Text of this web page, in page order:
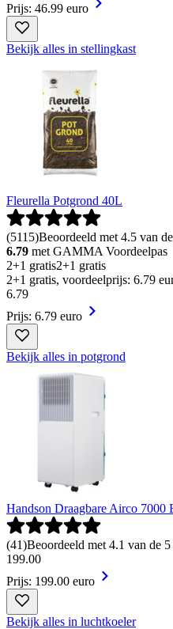
Prijs: 46.99 euro
Bekijk alles in stellingkast
Fleurella Potgrond 40L
(5115)Beoordeeld met 4.5 van
6.79 met GAMMA Voordeelpas
2+1 gratis2+1 gratis
2+1 gratis, voordeelprijs: 6.79
6.79
Prijs: 6.79 euro
Bekijk alles in potgrond
Handson Draagbare Airco 7000
(41)Beoordeeld met 4.1 van de
199.00
Prijs: 199.00 euro
Bekijk alles in luchtkoeler